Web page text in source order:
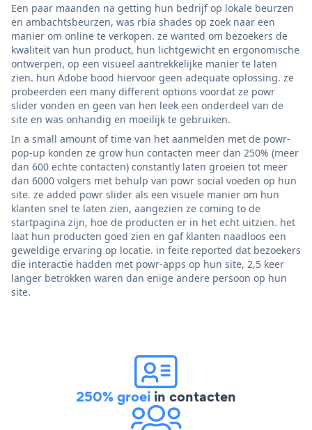
Een paar maanden na getting hun bedrijf op lokale beurzen
en ambachtsbeurzen, was rbia shades op zoek naar een
manier om online te verkopen. ze wanted om bezoekers de
kwaliteit van hun product, hun lichtgewicht en ergonomische
ontwerpen, op een visueel aantrekkelijke manier te laten
zien. hun Adobe bood hiervoor geen adequate oplossing. ze
probeerden een many different options voordat ze powr
slider vonden en geen van hen leek een onderdeel van de
site en was onhandig en moeilijk te gebruiken.
In a small amount of time van het aanmelden met de powr-
pop-up konden ze grow hun contacten meer dan 250% (meer
dan 600 echte contacten) constantly laten groeien tot meer
dan 6000 volgers met behulp van powr social voeden op hun
site. ze added powr slider als een visuele manier om hun
klanten snel te laten zien, aangezien ze coming to de
startpagina zijn, hoe de producten er in het echt uitzien. het
laat hun producten goed zien en gaf klanten naadloos een
geweldige ervaring op locatie. in feite reported dat bezoekers
die interactie hadden met powr-apps op hun site, 2,5 keer
langer betrokken waren dan enige andere persoon op hun
site.
250% groei in contacten